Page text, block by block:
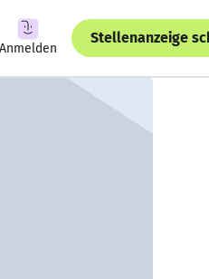
Anmelden
Stellenanzeige